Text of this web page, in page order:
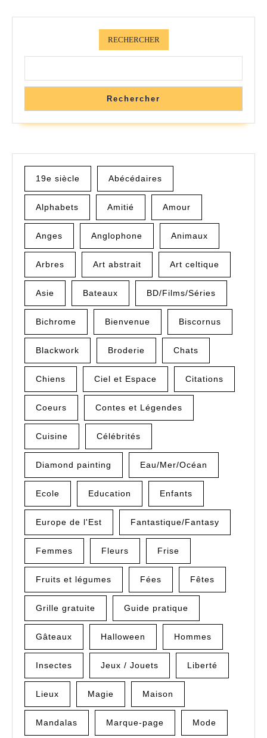
RECHERCHER
Rechercher
19e siècle Abécédaires
Alphabets Amitié Amour
Anges Anglophone Animaux
Arbres Art abstrait Art celtique
Asie Bateaux BD/Films/Séries
Bichrome Bienvenue Biscornus
Blackwork Broderie Chats
Chiens Ciel et Espace Citations
Coeurs Contes et Légendes
Cuisine Célébrités
Diamond painting Eau/Mer/Océan
Ecole Education Enfants
Europe de l'Est Fantastique/Fantasy
Femmes Fleurs Frise
Fruits et légumes Fées Fêtes
Grille gratuite Guide pratique
Gâteaux Halloween Hommes
Insectes Jeux / Jouets Liberté
Lieux Magie Maison
Mandalas Marque-page Mode